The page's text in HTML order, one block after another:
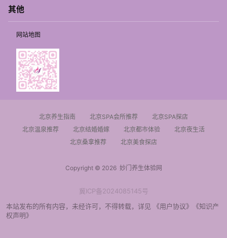
其他
网站地图
北京养生指南 北京SPA会所推荐
北京SPA探店
北京温泉推荐
北京结婚婚嫁 北京都市体验
北京夜生活
北京桑拿推荐
北京美食探店
Copyright © 2026妙门养生体验网
冀ICP备2024085145号
本站发布的所有内容，未经许可，不得转载，详见
《用户协议》
《知识产
权声明》